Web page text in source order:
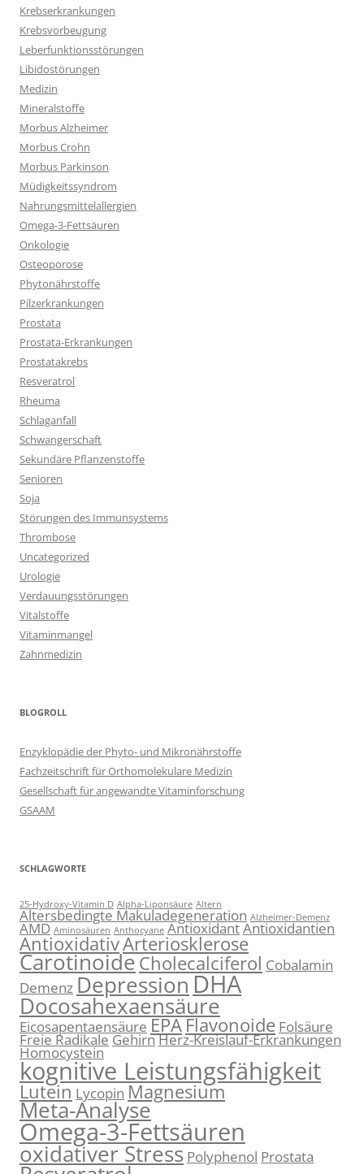
Krebserkrankungen
Krebsvorbeugung
Leberfunktionsstörungen
Libidostörungen
Medizin
Mineralstoffe
Morbus Alzheimer
Morbus Crohn
Morbus Parkinson
Müdigkeitssyndrom
Nahrungsmittelallergien
Omega-3-Fettsäuren
Onkologie
Osteoporose
Phytonährstoffe
Pilzerkrankungen
Prostata
Prostata-Erkrankungen
Prostatakrebs
Resveratrol
Rheuma
Schlaganfall
Schwangerschaft
Sekundäre Pflanzenstoffe
Senioren
Soja
Störungen des Immunsystems
Thrombose
Uncategorized
Urologie
Verdauungsstörungen
Vitalstoffe
Vitaminmangel
Zahnmedizin
BLOGROLL
Enzyklopädie der Phyto- und Mikronährstoffe
Fachzeitschrift für Orthomolekulare Medizin
Gesellschaft für angewandte Vitaminforschung
GSAAM
SCHLAGWORTE
25-Hydroxy-Vitamin D Alpha-Liponsäure Altern
Altersbedingte Makuladegeneration Alzheimer-Demenz
AMD Aminosäuren Anthocyane AntioxidantAntioxidantien
AntioxidativArteriosklerose
CarotinoideCholecalciferol Cobalamin
Demenz DepressionDHA
Docosahexaensäure
Eicosapentaensäure EPAFlavonoide Folsäure
Freie RadikaleGehirnHerz-Kreislauf-Erkrankungen
Homocystein
kognitive Leistungsfähigkeit
Lutein Lycopin Magnesium
Meta-Analyse
Omega-3-Fettsäuren
oxidativer Stress Polyphenol Prostata